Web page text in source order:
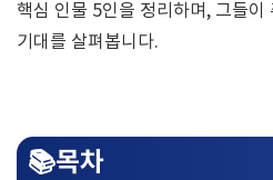
핵심 인물 5인을 정리하며, 그들이
기대를 살펴봅니다.
📚목차